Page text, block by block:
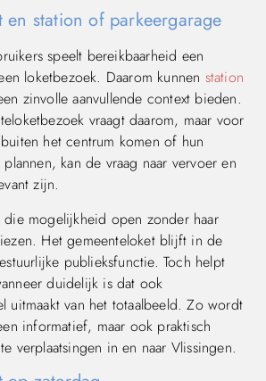
en station of parkeergarage
speelt bereikbaarheid een
loketbezoek. Daarom kunnen station
zinvolle aanvullende context bieden.
vraagt daarom, maar voor
het centrum komen of hun
kan de vraag naar vervoer en
zijn.
die mogelijkheid open zonder haar
Het gemeenteloket blijft in de
publieksfunctie. Toch helpt
duidelijk is dat ook
uitmaakt van het totaalbeeld. Zo wordt
informatief, maar ook praktisch
verplaatsingen in en naar Vlissingen.